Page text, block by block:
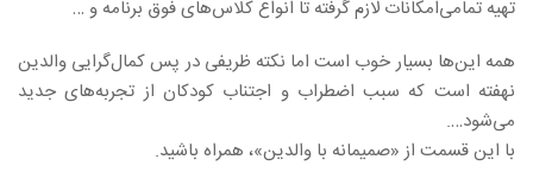
تهیه تمامی‌امکانات لازم گرفته تا انواع کلاس‌های فوق برنامه و …
همه این‌ها بسیار خوب است اما نکته ظریفی در پس کمال‌گرایی والدین
نهفته است که سبب اضطراب و اجتناب کودکان از تجربه‌های جدید
می‌شود….
با این قسمت از «صمیمانه با والدین»، همراه باشید.